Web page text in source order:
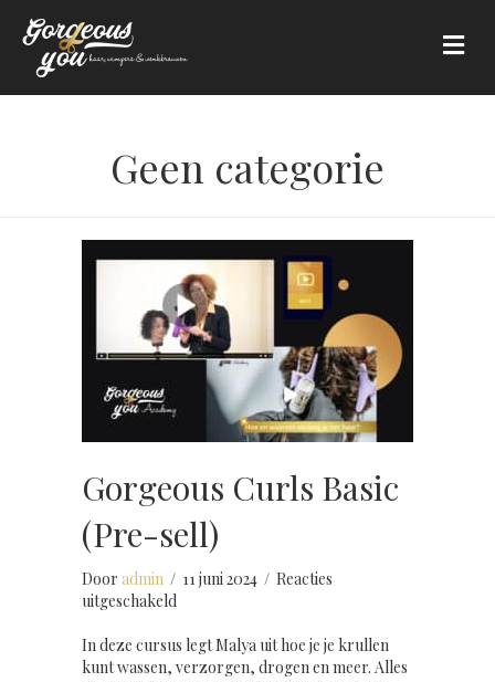
Geen categorie
Gorgeous Curls Basic
(Pre-sell)
Door admin / 11 juni 2024 / Reacties
uitgeschakeld
Curls
Basic
In deze cursus legt Malya uit hoe je je krullen
kunt wassen, verzorgen, drogen en meer. Alles